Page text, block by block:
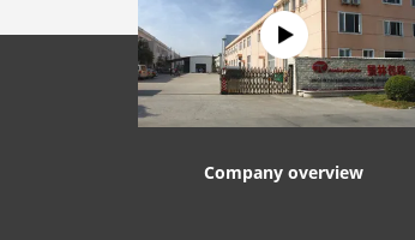
Company overview